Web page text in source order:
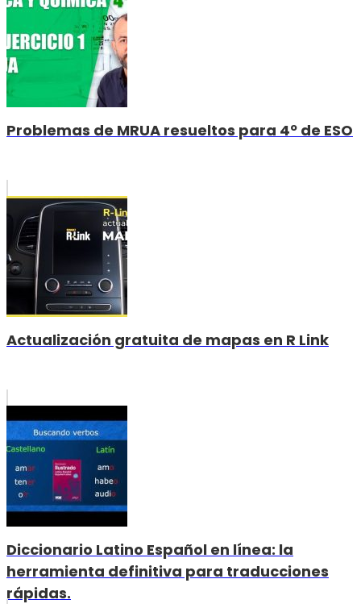
Problemas de MRUA resueltos para 4º de ESO
Actualización gratuita de mapas en R Link
Diccionario Latino Español en línea: la
herramienta definitiva para traducciones
rápidas.